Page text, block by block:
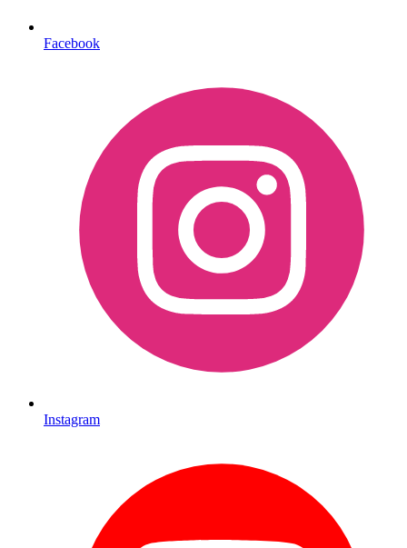
Facebook
Instagram